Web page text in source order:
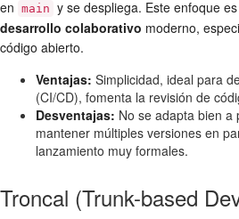
en main y se despliega. Este enfoque
desarrollo colaborativo moderno,
código abierto.
Ventajas: Simplicidad, ideal para
(CI/CD), fomenta la revisión de
Desventajas: No se adapta bien a
mantener múltiples versiones en
lanzamiento muy formales.
Troncal (Trunk-based